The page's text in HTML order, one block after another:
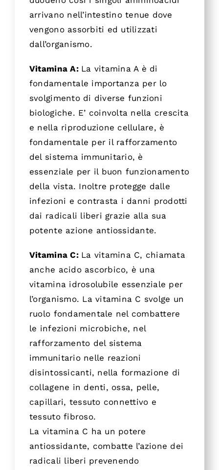
arrivano nell’intestino tenue dove
vengono assorbiti ed utilizzati
dall’organismo.
Vitamina A: La vitamina A è di
fondamentale importanza per lo
svolgimento di diverse funzioni
biologiche. E’ coinvolta nella crescita
e nella riproduzione cellulare, è
fondamentale per il rafforzamento
del sistema immunitario, è
essenziale per il buon funzionamento
della vista. Inoltre protegge dalle
infezioni e contrasta i danni prodotti
dai radicali liberi grazie alla sua
potente azione antiossidante.
Vitamina C: La vitamina C, chiamata
anche acido ascorbico, è una
vitamina idrosolubile essenziale per
l’organismo. La vitamina C svolge un
ruolo fondamentale nel combattere
le infezioni microbiche, nel
rafforzamento del sistema
immunitario nelle reazioni
disintossicanti, nella formazione di
collagene in denti, ossa, pelle,
capillari, tessuto connettivo e
tessuto fibroso.
La vitamina C ha un potere
antiossidante, combatte l’azione dei
radicali liberi prevenendo